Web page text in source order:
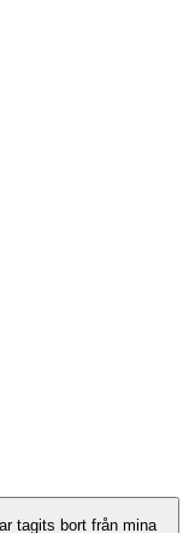
tagits bort från mina